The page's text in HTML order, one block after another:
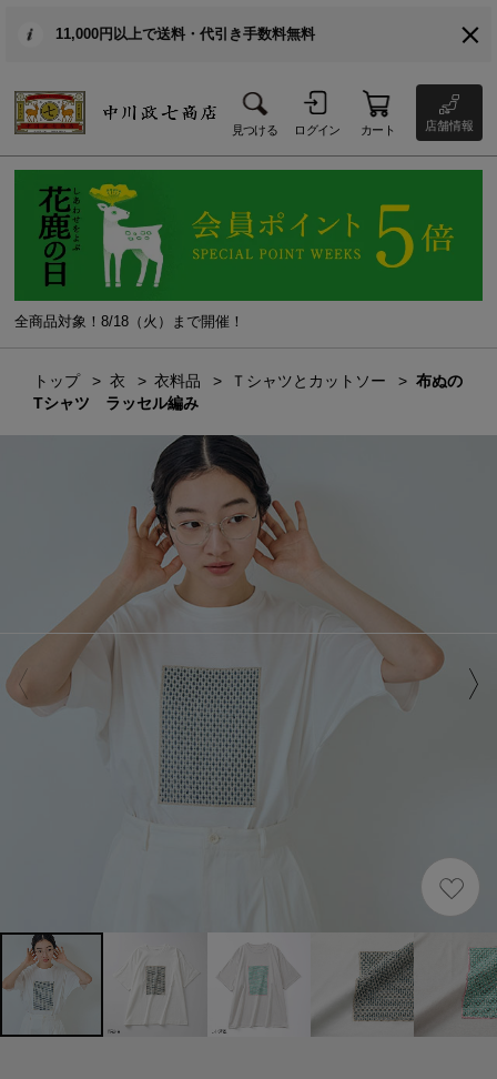
11,000円以上で送料・代引き手数料無料
見つける ログイン カート 店舗情報
全商品対象！8/18（火）まで開催！
トップ 衣 衣料品 Ｔシャツとカットソー
布ぬの
Tシャツ ラッセル編み